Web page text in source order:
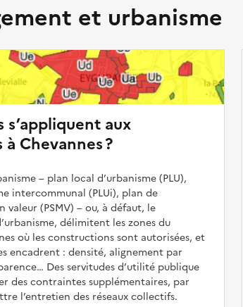
et urbanisme
s’appliquent aux
Chevannes ?
– plan local d’urbanisme (PLU),
intercommunal (PLUi), plan de
valeur (PSMV) – ou, à défaut, le
délimitent les zones du
où les constructions sont autorisées, et
encadrent : densité, alignement par
Des servitudes d’utilité publique
des contraintes supplémentaires, par
l’entretien des réseaux collectifs.